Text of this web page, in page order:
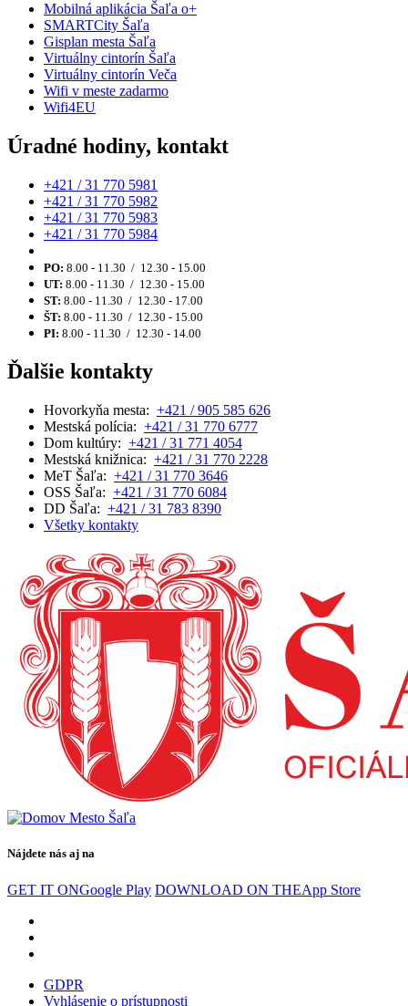
Mobilná aplikácia Šaľa o+
SMARTCity Šaľa
Gisplan mesta Šaľa
Virtuálny cintorín Šaľa
Virtuálny cintorín Veča
Wifi v meste zadarmo
Wifi4EU
Úradné hodiny, kontakt
+421 / 31 770 5981
+421 / 31 770 5982
+421 / 31 770 5983
+421 / 31 770 5984
PO: 8.00 - 11.30 / 12.30 - 15.00
UT: 8.00 - 11.30 / 12.30 - 15.00
ST: 8.00 - 11.30 / 12.30 - 17.00
ŠT: 8.00 - 11.30 / 12.30 - 15.00
PI: 8.00 - 11.30 / 12.30 - 14.00
Ďalšie kontakty
Hovorkyňa mesta: +421 / 905 585 626
Mestská polícia: +421 / 31 770 6777
Dom kultúry: +421 / 31 771 4054
Mestská knižnica: +421 / 31 770 2228
MeT Šaľa: +421 / 31 770 3646
OSS Šaľa: +421 / 31 770 6084
DD Šaľa: +421 / 31 783 8390
Všetky kontakty
Nájdete nás aj na
GET IT ONGoogle Play DOWNLOAD ON THEApp Store
GDPR
Vyhlásenie o prístupnosti